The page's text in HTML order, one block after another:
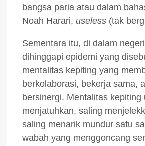
bangsa paria atau dalam
Noah Harari, useless (tak
Sementara itu, di dalam
dihinggapi epidemi yang
mentalitas kepiting yang
berkolaborasi, bekerja sama,
bersinergi. Mentalitas kepiting
menjatuhkan, saling
saling menarik mundur satu
wabah yang menggoncang